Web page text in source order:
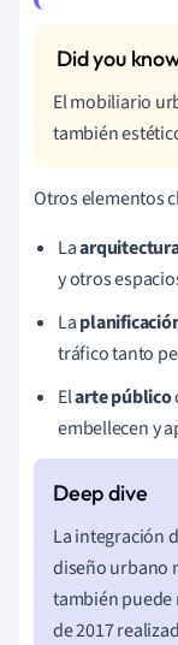
El mobiliario
también
Otros elementos
La
y otros
La
tráfico tanto
Elarte público
embellecen y
La integración
diseño urbano
también puede
de 2017